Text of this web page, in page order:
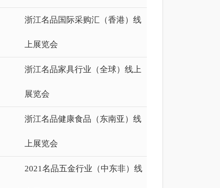
浙江名品国际采购汇（香港）线
上展览会
浙江名品家具行业（全球）线上
展览会
浙江名品健康食品（东南亚）线
上展览会
2021名品五金行业（中东非）线